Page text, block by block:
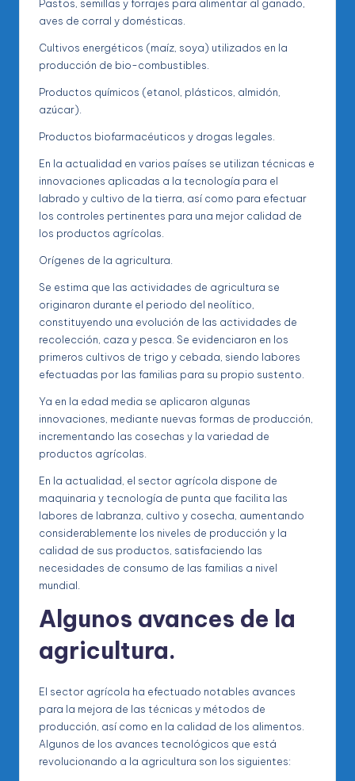
Pastos, semillas y forrajes para alimentar al ganado,
aves de corral y domésticas.
Cultivos energéticos (maíz, soya) utilizados en la
producción de bio-combustibles.
Productos químicos (etanol, plásticos, almidón,
azúcar).
Productos biofarmacéuticos y drogas legales.
En la actualidad en varios países se utilizan técnicas e
innovaciones aplicadas a la tecnología para el
labrado y cultivo de la tierra, así como para efectuar
los controles pertinentes para una mejor calidad de
los productos agrícolas.
Orígenes de la agricultura.
Se estima que las actividades de agricultura se
originaron durante el periodo del neolítico,
constituyendo una evolución de las actividades de
recolección, caza y pesca. Se evidenciaron en los
primeros cultivos de trigo y cebada, siendo labores
efectuadas por las familias para su propio sustento.
Ya en la edad media se aplicaron algunas
innovaciones, mediante nuevas formas de producción,
incrementando las cosechas y la variedad de
productos agrícolas.
En la actualidad, el sector agrícola dispone de
maquinaria y tecnología de punta que facilita las
labores de labranza, cultivo y cosecha, aumentando
considerablemente los niveles de producción y la
calidad de sus productos, satisfaciendo las
necesidades de consumo de las familias a nivel
mundial.
Algunos avances de la
agricultura.
El sector agrícola ha efectuado notables avances
para la mejora de las técnicas y métodos de
producción, así como en la calidad de los alimentos.
Algunos de los avances tecnológicos que está
revolucionando a la agricultura son los siguientes: